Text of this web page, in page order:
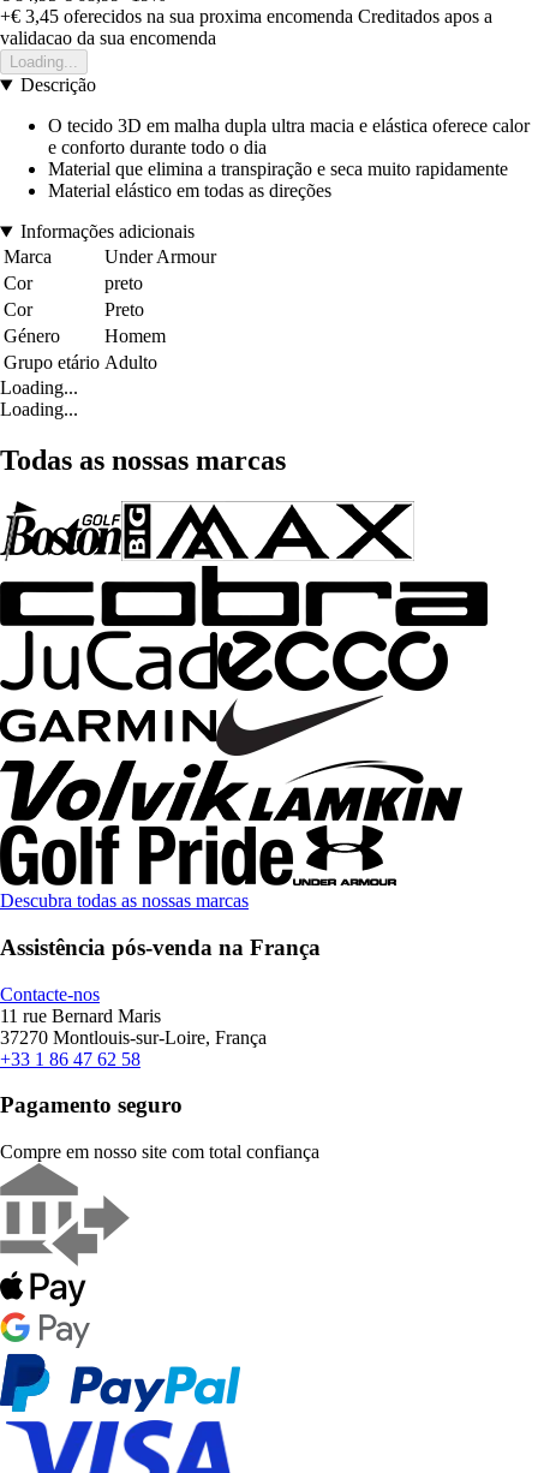
+€ 3,45 oferecidos na sua proxima encomenda Creditados apos a
validacao da sua encomenda
Loading...
Descrição
O tecido 3D em malha dupla ultra macia e elástica oferece calor
e conforto durante todo o dia
Material que elimina a transpiração e seca muito rapidamente
Material elástico em todas as direções
Informações adicionais
Marca
Under Armour
Cor
preto
Cor
Preto
Género
Homem
Grupo etário Adulto
Loading...
Loading...
Todas as nossas marcas
Descubra todas as nossas marcas
Assistência pós-venda na França
Contacte-nos
11 rue Bernard Maris
37270 Montlouis-sur-Loire, França
+33 1 86 47 62 58
Pagamento seguro
Compre em nosso site com total confiança